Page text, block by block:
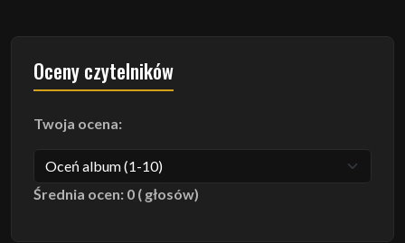
Oceny czytelników
Twoja ocena:
Średnia ocen: 0 ( głosów)